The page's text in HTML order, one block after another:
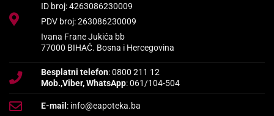
ID broj: 4263086230009
PDV broj: 263086230009
Ivana Frane Jukića bb
77000 BIHAĆ. Bosna i Hercegovina
Besplatni telefon: 0800 211 12
Mob.,Viber, WhatsApp: 061/104-504
E-mail : info@eapoteka.ba